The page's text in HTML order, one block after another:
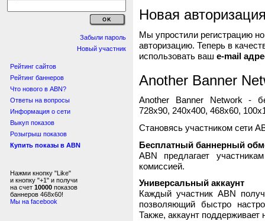
Забыли пароль
Новый участник
Рейтинг сайтов
Рейтинг баннеров
Что нового в ABN?
Ответы на вопросы
Информация о сети
Выкуп показов
Розыгрыш показов
Купить показы в ABN
Нажми кнопку "Like"
и кнопку "+1" и получи
на счет 10000 показов
баннеров 468x60!
Мы на facebook
Новая
Мы упростили регистрацию
авторизацию. Теперь в
использовать ваш e-mail
Another Banner
Another Banner Network -
728x90, 240x400, 468x60,
Становясь участником сети
Бесплатный баннерный
ABN предлагает
комиссией.
Универсальный аккаунт
Каждый участник ABN
позволяющий быстро
Также, аккаунт поддерживает